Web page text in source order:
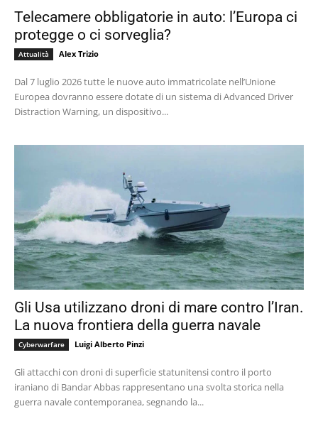
Telecamere obbligatorie in auto: l’Europa ci
protegge o ci sorveglia?
Attualità Alex Trizio
Dal 7 luglio 2026 tutte le nuove auto immatricolate nell’Unione
Europea dovranno essere dotate di un sistema di Advanced Driver
Distraction Warning, un dispositivo...
Gli Usa utilizzano droni di mare contro l’Iran.
La nuova frontiera della guerra navale
Cyberwarfare Luigi Alberto Pinzi
Gli attacchi con droni di superficie statunitensi contro il porto
iraniano di Bandar Abbas rappresentano una svolta storica nella
guerra navale contemporanea, segnando la...